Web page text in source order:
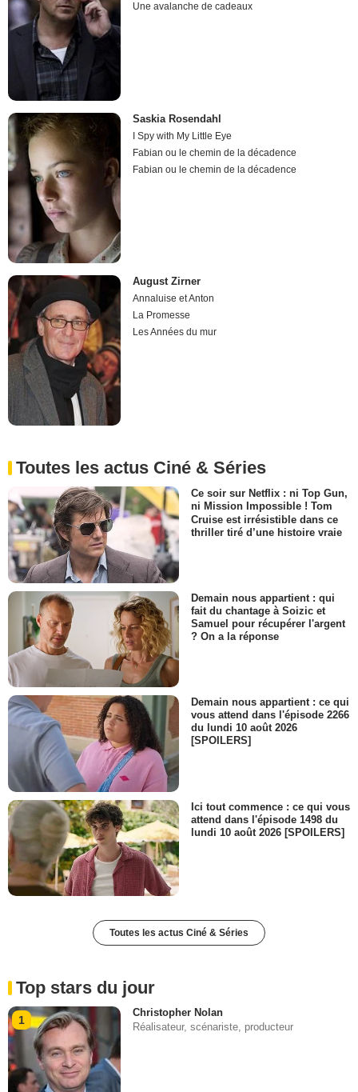
Une avalanche de cadeaux
Saskia Rosendahl
I Spy with My Little Eye
Fabian ou le chemin de la décadence
Fabian ou le chemin de la décadence
August Zirner
Annaluise et Anton
La Promesse
Les Années du mur
Toutes les actus Ciné & Séries
Ce soir sur Netflix : ni Top Gun,
ni Mission Impossible ! Tom
Cruise est irrésistible dans ce
thriller tiré d’une histoire vraie
Demain nous appartient : qui
fait du chantage à Soizic et
Samuel pour récupérer l'argent
? On a la réponse
Demain nous appartient : ce qui
vous attend dans l'épisode 2266
du lundi 10 août 2026
[SPOILERS]
Ici tout commence : ce qui vous
attend dans l'épisode 1498 du
lundi 10 août 2026 [SPOILERS]
Toutes les actus Ciné & Séries
Top stars du jour
1
Christopher Nolan
Réalisateur, scénariste, producteur